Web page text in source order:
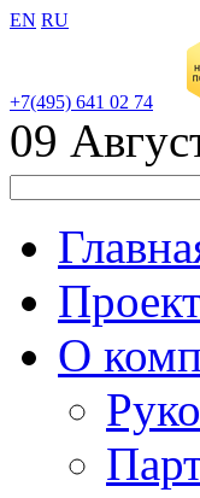
EN RU
+7(495) 641 02 74
09
О